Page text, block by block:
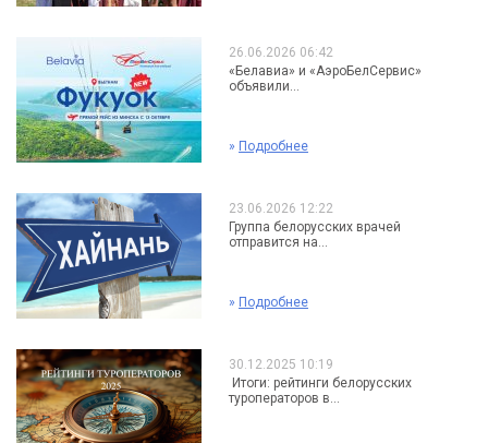
26.06.2026 06:42
«Белавиа» и «АэроБелСервис»
объявили...
» Подробнее
23.06.2026 12:22
Группа белорусских врачей
отправится на...
» Подробнее
30.12.2025 10:19
Итоги: рейтинги белорусских
туроператоров в...